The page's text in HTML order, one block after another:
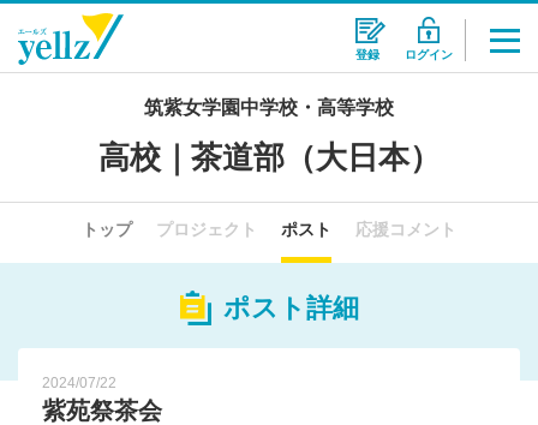
登録 ログイン
筑紫女学園中学校・高等学校
高校｜茶道部（大日本）
トップ プロジェクト ポスト 応援コメント
ポスト詳細
2024/07/22
紫苑祭茶会